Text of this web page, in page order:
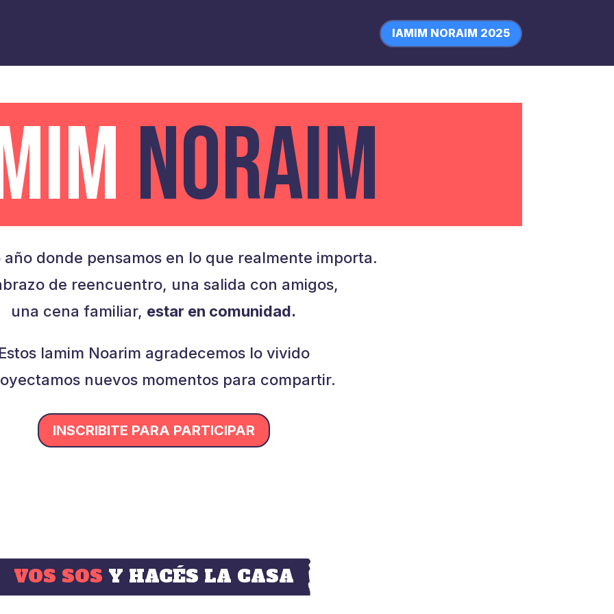
IAMIM NORAIM 2025
NORAIM
donde pensamos en lo que realmente importa.
de reencuentro, una salida con amigos,
una cena familiar, estar en comunidad.
Iamim Noarim agradecemos lo vivido
nuevos momentos para compartir.
INSCRIBITE PARA PARTICIPAR
VOS SOS Y HACÉS LA CASA